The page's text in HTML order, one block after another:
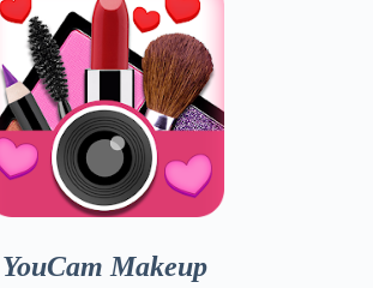
YouCam Makeup